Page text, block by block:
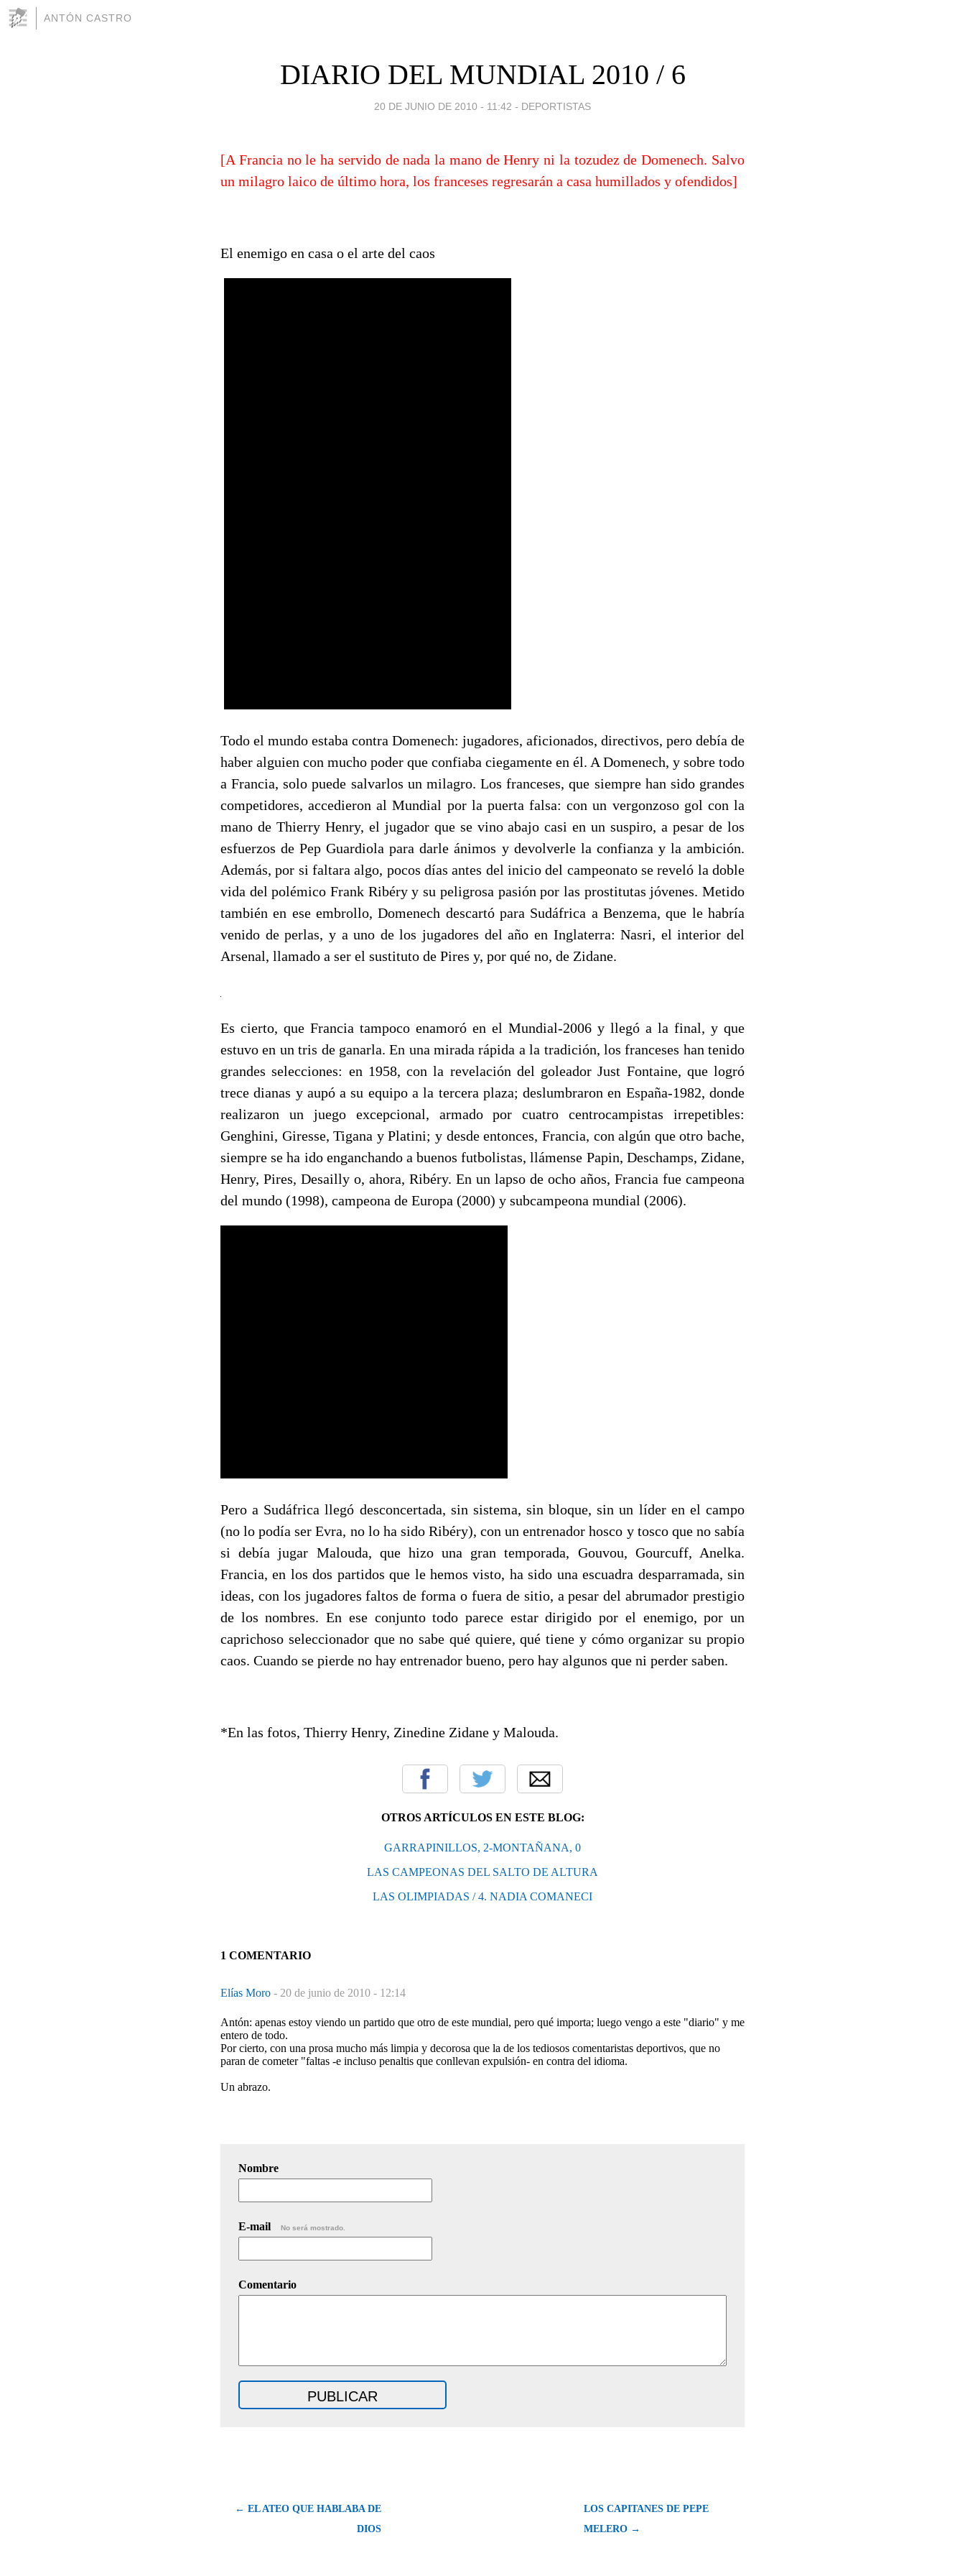
ANTÓN CASTRO
DIARIO DEL MUNDIAL 2010 / 6
20 DE JUNIO DE 2010 - 11:42 - DEPORTISTAS
[A Francia no le ha servido de nada la mano de Henry ni la tozudez de Domenech. Salvo
un milagro laico de último hora, los franceses regresarán a casa humillados y ofendidos]
El enemigo en casa o el arte del caos
Todo el mundo estaba contra Domenech: jugadores, aficionados, directivos, pero debía de
haber alguien con mucho poder que confiaba ciegamente en él. A Domenech, y sobre todo
a Francia, solo puede salvarlos un milagro. Los franceses, que siempre han sido grandes
competidores, accedieron al Mundial por la puerta falsa: con un vergonzoso gol con la
mano de Thierry Henry, el jugador que se vino abajo casi en un suspiro, a pesar de los
esfuerzos de Pep Guardiola para darle ánimos y devolverle la confianza y la ambición.
Además, por si faltara algo, pocos días antes del inicio del campeonato se reveló la doble
vida del polémico Frank Ribéry y su peligrosa pasión por las prostitutas jóvenes. Metido
también en ese embrollo, Domenech descartó para Sudáfrica a Benzema, que le habría
venido de perlas, y a uno de los jugadores del año en Inglaterra: Nasri, el interior del
Arsenal, llamado a ser el sustituto de Pires y, por qué no, de Zidane.
Es cierto, que Francia tampoco enamoró en el Mundial-2006 y llegó a la final, y que
estuvo en un tris de ganarla. En una mirada rápida a la tradición, los franceses han tenido
grandes selecciones: en 1958, con la revelación del goleador Just Fontaine, que logró
trece dianas y aupó a su equipo a la tercera plaza; deslumbraron en España-1982, donde
realizaron un juego excepcional, armado por cuatro centrocampistas irrepetibles:
Genghini, Giresse, Tigana y Platini; y desde entonces, Francia, con algún que otro bache,
siempre se ha ido enganchando a buenos futbolistas, llámense Papin, Deschamps, Zidane,
Henry, Pires, Desailly o, ahora, Ribéry. En un lapso de ocho años, Francia fue campeona
del mundo (1998), campeona de Europa (2000) y subcampeona mundial (2006).
Pero a Sudáfrica llegó desconcertada, sin sistema, sin bloque, sin un líder en el campo
(no lo podía ser Evra, no lo ha sido Ribéry), con un entrenador hosco y tosco que no sabía
si debía jugar Malouda, que hizo una gran temporada, Gouvou, Gourcuff, Anelka.
Francia, en los dos partidos que le hemos visto, ha sido una escuadra desparramada, sin
ideas, con los jugadores faltos de forma o fuera de sitio, a pesar del abrumador prestigio
de los nombres. En ese conjunto todo parece estar dirigido por el enemigo, por un
caprichoso seleccionador que no sabe qué quiere, qué tiene y cómo organizar su propio
caos. Cuando se pierde no hay entrenador bueno, pero hay algunos que ni perder saben.
*En las fotos, Thierry Henry, Zinedine Zidane y Malouda.
OTROS ARTÍCULOS EN ESTE BLOG:
GARRAPINILLOS, 2-MONTAÑANA, 0
LAS CAMPEONAS DEL SALTO DE ALTURA
LAS OLIMPIADAS / 4. NADIA COMANECI
1 COMENTARIO
Elías Moro - 20 de junio de 2010 - 12:14
Antón: apenas estoy viendo un partido que otro de este mundial, pero qué importa; luego vengo a este "diario" y me
entero de todo.
Por cierto, con una prosa mucho más limpia y decorosa que la de los tediosos comentaristas deportivos, que no
paran de cometer "faltas -e incluso penaltis que conllevan expulsión- en contra del idioma.
Un abrazo.
Nombre
E-mail No será mostrado.
Comentario
← EL ATEO QUE HABLABA DE
DIOS
LOS CAPITANES DE PEPE
MELERO →